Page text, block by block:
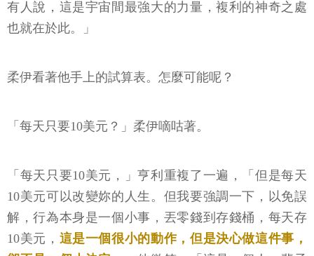
有人說，這是宇宙間最強大的力量，複利的神奇之處
也就在於此。」
柔伊看著他手上的試算表。怎麼可能呢？
「每天只要10美元？」柔伊嘀咕著。
「每天只要10美元，」亨利重複了一遍，「但是每天
10美元可以改變妳的人生。但我要強調一下，以免誤
解，行為本身是一個小事，丟零錢到存錢桶，每天存
10美元， 這是一個很小的動作，但是決心做這件事，